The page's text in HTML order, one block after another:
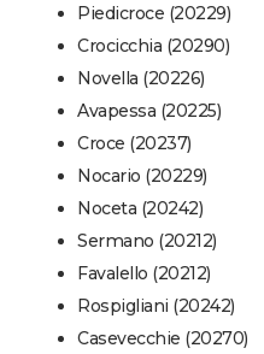
Piedicroce (20229)
Crocicchia (20290)
Novella (20226)
Avapessa (20225)
Croce (20237)
Nocario (20229)
Noceta (20242)
Sermano (20212)
Favalello (20212)
Rospigliani (20242)
Casevecchie (20270)